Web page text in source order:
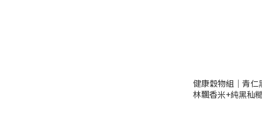
健康穀物組｜青
林飄香米+純黑秈